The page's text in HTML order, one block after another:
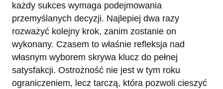
każdy sukces wymaga podejmowania
przemyślanych decyzji. Najlepiej dwa razy
rozważyć kolejny krok, zanim zostanie on
wykonany. Czasem to właśnie refleksja nad
własnym wyborem skrywa klucz do pełnej
satysfakcji. Ostrożność nie jest w tym roku
ograniczeniem, lecz tarczą, która pozwoli cieszyć